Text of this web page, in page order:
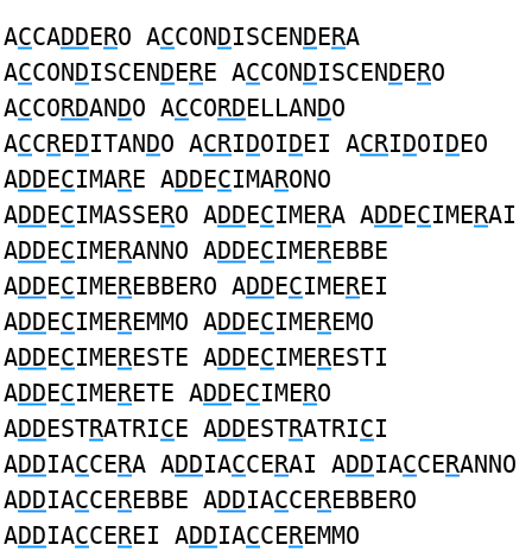
ACCADDERO ACCONDISCENDERA
ACCONDISCENDERE ACCONDISCENDERO
ACCORDANDO ACCORDELLANDO
ACCREDITANDO ACRIDOIDEI ACRIDOIDEO
ADDECIMARE ADDECIMARONO
ADDECIMASSERO ADDECIMERA ADDECIMERAI
ADDECIMERANNO ADDECIMEREBBE
ADDECIMEREBBERO ADDECIMEREI
ADDECIMEREMMO ADDECIMEREMO
ADDECIMERESTE ADDECIMERESTI
ADDECIMERETE ADDECIMERO
ADDESTRATRICE ADDESTRATRICI
ADDIACCERA ADDIACCERAI ADDIACCERANNO
ADDIACCEREBBE ADDIACCEREBBERO
ADDIACCEREI ADDIACCEREMMO